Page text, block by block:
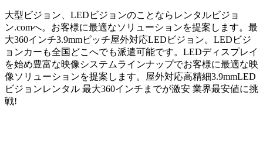
大型ビジョン、LEDビジョンのことならレンタルビジョ
ン.comへ。お客様に最適なソリューションを提案します。最
大360インチ3.9mmピッチ屋外対応LEDビジョン。LEDビジ
ョンカーも全国どこへでも派遣可能です。LEDディスプレイ
を始め豊富な映像システムラインナップでお客様に最適な映
像ソリューションを提案します。屋外対応高精細3.9mmLED
ビジョンレンタル 最大360インチまでが激安 業界最安値に挑
戦!